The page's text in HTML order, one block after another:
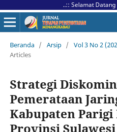
..:: Selamat Datang
Beranda / Arsip / Vol 3 No 2
Articles
Strategi
Pemerataan
Kabupaten
Provinsi